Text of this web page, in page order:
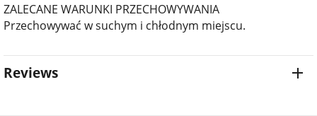
ZALECANE WARUNKI PRZECHOWYWANIA
Przechowywać w suchym i chłodnym miejscu.
Reviews